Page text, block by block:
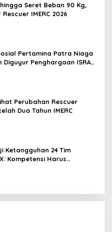
Seret Beban 90 Kg,
IMERC 2026
Pertamina Patra Niaga
Diguyur Penghargaan ISRA
Perubahan Rescuer
Dua Tahun IMERC
Ketangguhan 24 Tim
Kompetensi Harus